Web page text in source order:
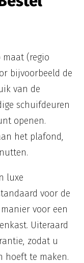
maat (regio
bijvoorbeeld de
van de
schuifdeuren
openen.
het plafond,
luxe
voor de
voor een
Uiteraard
zodat u
hoeft te maken.